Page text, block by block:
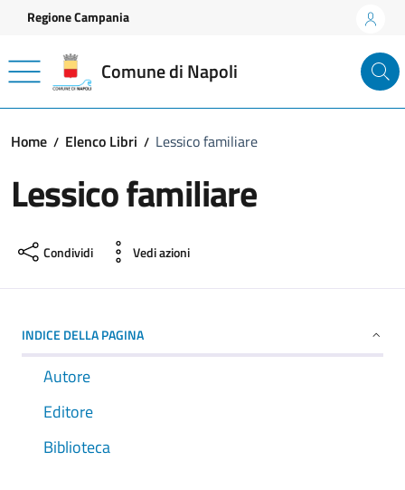
Vai ai contenuti
Vai al footer
Regione Campania
Comune di Napoli
Home Elenco Libri Lessico familiare
Lessico familiare
Condividi Vedi azioni
INDICE DELLA PAGINA
Autore
Editore
Biblioteca